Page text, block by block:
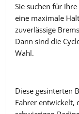
Sie suchen für
eine maximale
zuverlässige
Dann sind die
Wahl.
Diese gesinterten
Fahrer entwickelt,